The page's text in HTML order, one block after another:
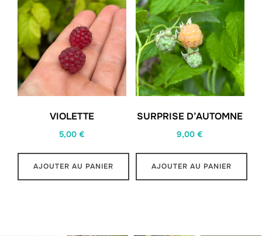
VIOLETTE
5,00€
AJOUTER AU PANIER
SURPRISE D’AUTOMNE
9,00€
AJOUTER AU PANIER